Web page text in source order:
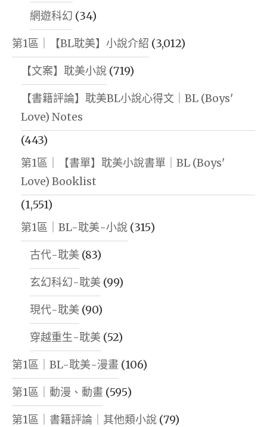
網遊科幻 (34)
第1區｜【BL耽美】小說介紹 (3,012)
【文案】耽美小說 (719)
【書籍評論】耽美BL小說心得文｜BL (Boys'
Love) Notes
(443)
第1區｜【書單】耽美小說書單｜BL (Boys'
Love) Booklist
(1,551)
第1區｜BL-耽美-小說 (315)
古代-耽美 (83)
玄幻科幻-耽美 (99)
現代-耽美 (90)
穿越重生-耽美 (52)
第1區｜BL-耽美-漫畫 (106)
第1區｜動漫、動畫 (595)
第1區｜書籍評論｜其他類小說 (79)